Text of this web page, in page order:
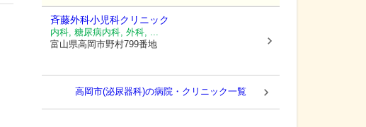
斉藤外科小児科クリニック
内科, 糖尿病内科, 外科, ...
富山県高岡市野村799番地
高岡市(泌尿器科)の病院・クリニック一覧